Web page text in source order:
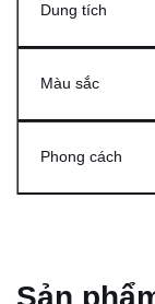
Dung tích
Màu sắc
Phong cách
Sản